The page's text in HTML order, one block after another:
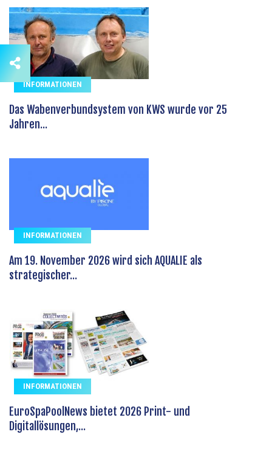
INFORMATIONEN
Das Wabenverbundsystem von KWS wurde vor 25
Jahren...
INFORMATIONEN
Am 19. November 2026 wird sich AQUALIE als
strategischer...
INFORMATIONEN
EuroSpaPoolNews bietet 2026 Print- und
Digitallösungen,...